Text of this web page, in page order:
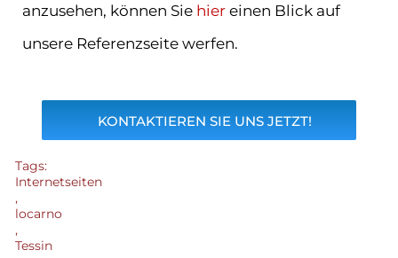
anzusehen, können Sie hier einen Blick auf
unsere Referenzseite werfen.
KONTAKTIEREN SIE UNS JETZT!
Tags:
Internetseiten
,
locarno
,
Tessin